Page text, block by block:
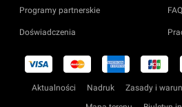
Programy partnerskie
Doświadczenia
FAQ
Aktualności Nadruk Zasady i